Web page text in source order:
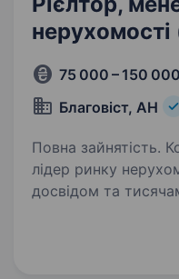
75 000 – 150
Благовіст, АН
Повна зайнятість. Компанія «Благовіст» —
лідер ринку
досвідом та